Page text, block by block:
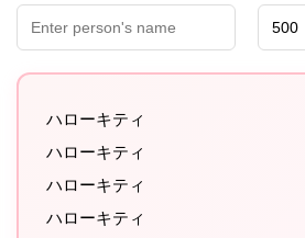
ハローキティ
ハローキティ
ハローキティ
ハローキティ